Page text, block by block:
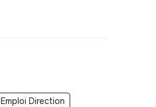
Emploi Direction